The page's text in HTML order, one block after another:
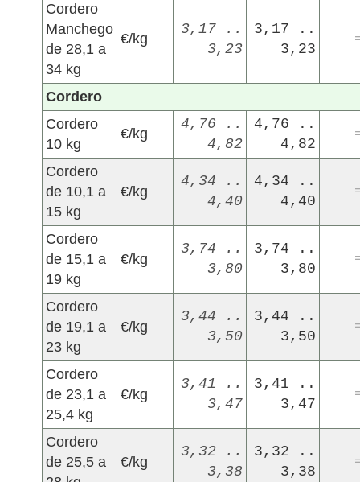
Cordero
Manchego
de 28,1 a
34 kg
€/kg
3,17 ..
3,23
3,17 ..
3,23
Cordero
Cordero
10 kg
€/kg
4,76 ..
4,82
4,76 ..
4,82
Cordero
de 10,1 a
15 kg
€/kg
4,34 ..
4,40
4,34 ..
4,40
Cordero
de 15,1 a
19 kg
€/kg
3,74 ..
3,80
3,74 ..
3,80
Cordero
de 19,1 a
23 kg
€/kg
3,44 ..
3,50
3,44 ..
3,50
Cordero
de 23,1 a
25,4 kg
€/kg
3,41 ..
3,47
3,41 ..
3,47
Cordero
de 25,5 a
€/kg
3,32 ..
3,38
3,32 ..
3,38